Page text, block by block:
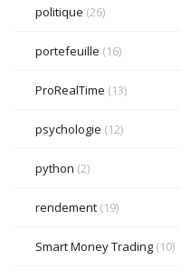
politique (26)
portefeuille (16)
ProRealTime (13)
psychologie (12)
python (2)
rendement (19)
Smart Money Trading (10)